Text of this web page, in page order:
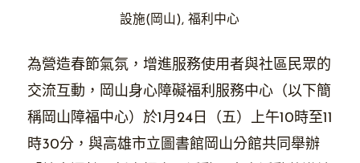
設施(岡山),福利中心
為營造春節氣氛，增進服務使用者與社區民眾的
交流互動，岡山身心障礙福利服務中心（以下簡
稱岡山障福中心）於1月24日（五）上午10時至11
時30分，與高雄市立圖書館岡山分館共同舉辦